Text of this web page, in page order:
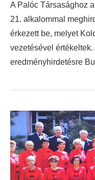
A Palóc Társasághoz
21. alkalommal
érkezett be, melyet
vezetésével
eredményhirdetésre